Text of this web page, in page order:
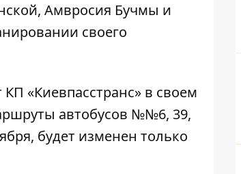
Амвросия Бучмы и
своего
«Киевпасстранс» в своем
автобусов №№6, 39,
будет изменен только